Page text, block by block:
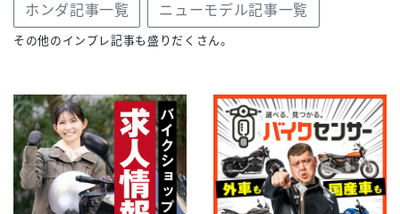
ホンダ記事一覧 ニューモデル記事一覧
その他のインプレ記事も盛りだくさん。